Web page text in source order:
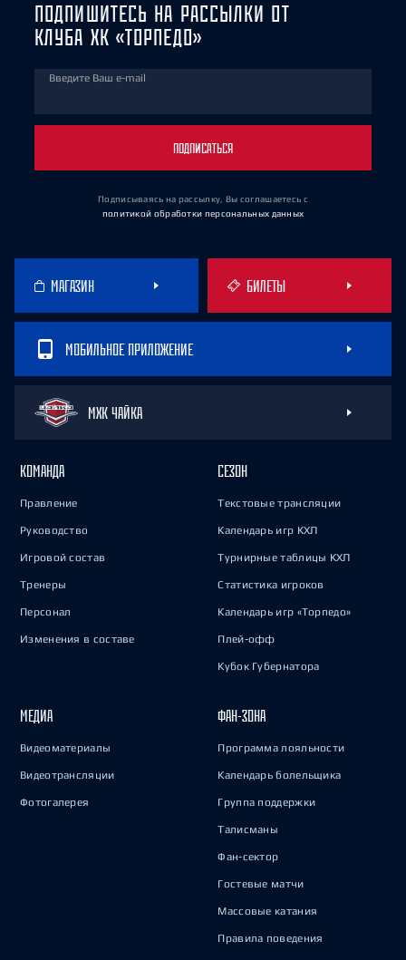
ПОДПИШИТЕСЬ НА РАССЫЛКИ ОТ
КЛУБА ХК «ТОРПЕДО»
Введите Ваш e-mail
ПОДПИСАТЬСЯ
Подписываясь на рассылку, Вы соглашаетесь с
политикой обработки персональных данных
МАГАЗИН БИЛЕТЫ
МОБИЛЬНОЕ ПРИЛОЖЕНИЕ
МХК ЧАЙКА
КОМАНДА
Правление
Руководство
Игровой состав
Тренеры
Персонал
Изменения в составе
СЕЗОН
Текстовые трансляции
Календарь игр КХЛ
Турнирные таблицы КХЛ
Статистика игроков
Календарь игр «Торпедо»
Плей-офф
Кубок Губернатора
МЕДИА
Видеоматериалы
Видеотрансляции
Фотогалерея
ФАН-ЗОНА
Программа лояльности
Календарь болельщика
Группа поддержки
Талисманы
Фан-сектор
Гостевые матчи
Массовые катания
Правила поведения